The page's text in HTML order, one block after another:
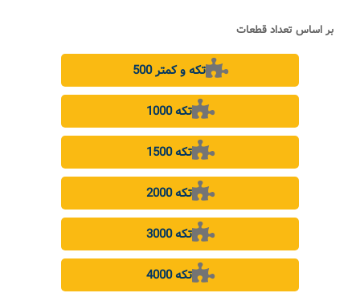
بر اساس تعداد قطعات
500 تکه و کمتر
1000 تکه
1500 تکه
2000 تکه
3000 تکه
4000 تکه